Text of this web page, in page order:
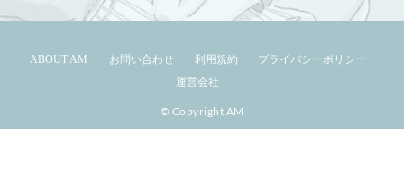
ABOUT AM お問い合わせ 利用規約
プライバシーポリシー
運営会社
© Copyright AM